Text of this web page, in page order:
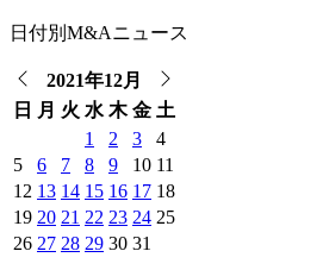
日付別M&Aニュース
2021年12月
日
月 火 水 木 金 土
1
2 3
4
5
6 7 8 9 10 11
12 13 14 15 16 17 18
19 20 21 22 23 24 25
26 27 28 29 30 31